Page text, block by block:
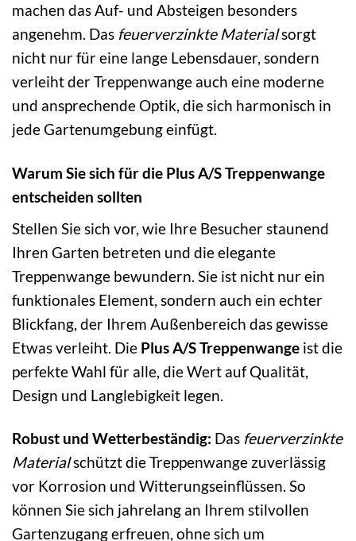
machen das Auf- und Absteigen besonders
angenehm. Das feuerverzinkte Materialsorgt
nicht nur für eine lange Lebensdauer, sondern
verleiht der Treppenwange auch eine moderne
und ansprechende Optik, die sich harmonisch in
jede Gartenumgebung einfügt.
Warum Sie sich für die Plus A/S Treppenwange
entscheiden sollten
Stellen Sie sich vor, wie Ihre Besucher staunend
Ihren Garten betreten und die elegante
Treppenwange bewundern. Sie ist nicht nur ein
funktionales Element, sondern auch ein echter
Blickfang, der Ihrem Außenbereich das gewisse
Etwas verleiht. Die Plus A/S Treppenwange ist die
perfekte Wahl für alle, die Wert auf Qualität,
Design und Langlebigkeit legen.
Robust und Wetterbeständig: Das feuerverzinkte
Materialschützt die Treppenwange zuverlässig
vor Korrosion und Witterungseinflüssen. So
können Sie sich jahrelang an Ihrem stilvollen
Gartenzugang erfreuen, ohne sich um